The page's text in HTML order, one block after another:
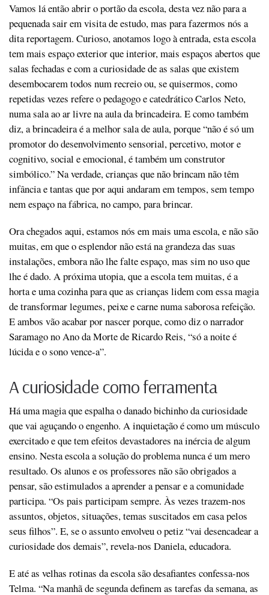
Vamos lá então abrir o portão da escola, desta vez não para a
pequenada sair em visita de estudo, mas para fazermos nós a
dita reportagem. Curioso, anotamos logo à entrada, esta escola
tem mais espaço exterior que interior, mais espaços abertos que
salas fechadas e com a curiosidade de as salas que existem
desembocarem todos num recreio ou, se quisermos, como
repetidas vezes refere o pedagogo e catedrático Carlos Neto,
numa sala ao ar livre na aula da brincadeira. E como também
diz, a brincadeira é a melhor sala de aula, porque “não é só um
promotor do desenvolvimento sensorial, percetivo, motor e
cognitivo, social e emocional, é também um construtor
simbólico.” Na verdade, crianças que não brincam não têm
infância e tantas que por aqui andaram em tempos, sem tempo
nem espaço na fábrica, no campo, para brincar.
Ora chegados aqui, estamos nós em mais uma escola, e não são
muitas, em que o esplendor não está na grandeza das suas
instalações, embora não lhe falte espaço, mas sim no uso que
lhe é dado. A próxima utopia, que a escola tem muitas, é a
horta e uma cozinha para que as crianças lidem com essa magia
de transformar legumes, peixe e carne numa saborosa refeição.
E ambos vão acabar por nascer porque, como diz o narrador
Saramago no Ano da Morte de Ricardo Reis, “só a noite é
lúcida e o sono vence-a”.
A curiosidade como ferramenta
Há uma magia que espalha o danado bichinho da curiosidade
que vai aguçando o engenho. A inquietação é como um músculo
exercitado e que tem efeitos devastadores na inércia de algum
ensino. Nesta escola a solução do problema nunca é um mero
resultado. Os alunos e os professores não são obrigados a
pensar, são estimulados a aprender a pensar e a comunidade
participa. “Os pais participam sempre. Às vezes trazem-nos
assuntos, objetos, situações, temas suscitados em casa pelos
seus filhos”. E, se o assunto envolveu o petiz “vai desencadear a
curiosidade dos demais”, revela-nos Daniela, educadora.
E até as velhas rotinas da escola são desafiantes confessa-nos
Telma. “Na manhã de segunda definem as tarefas da semana, as